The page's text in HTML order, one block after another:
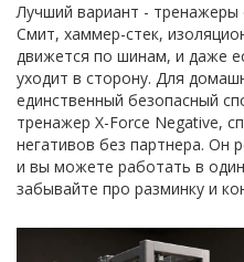
Лучший вариант - тренажеры
Смит, хаммер-стек,
движется по шинам, и даже
уходит в сторону. Для
единственный безопасный
тренажер X-Force Negative,
негативов без партнера. Он
и вы можете работать в
забывайте про разминку и